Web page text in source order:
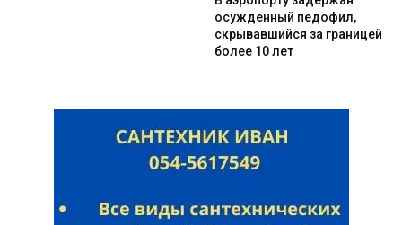
осужденный педофил,
скрывавшийся за границей
более 10 лет